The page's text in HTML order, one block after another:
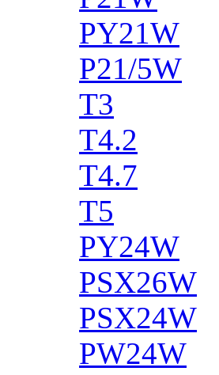
PY21W
P21/5W
T3
T4.2
T4.7
T5
PY24W
PSX26W
PSX24W
PW24W